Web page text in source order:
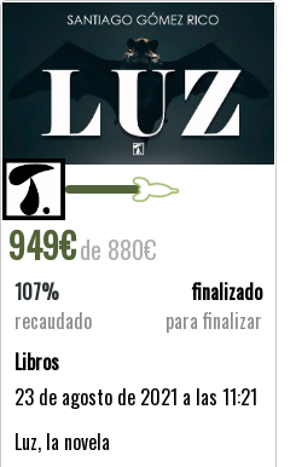
949€de 880€
107%
recaudado
finalizado
para finalizar
Libros
23 de agosto de 2021 a las 11:21
Luz, la novela